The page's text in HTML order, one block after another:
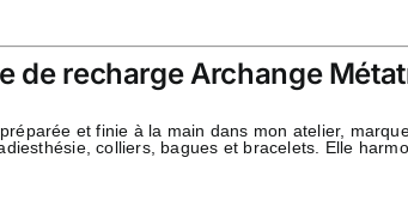
de recharge Archange
et finie à la main dans mon atelier,
colliers, bagues et bracelets. Elle